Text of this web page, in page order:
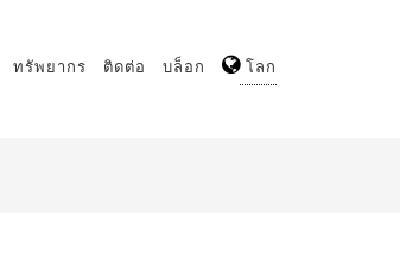
ทรัพยากร ติดต่อ บล็อก โลก